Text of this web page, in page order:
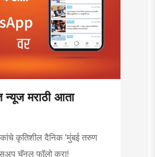
मराठी आता
कृतिशील दैनिक 'मुंबई तरुण
चॅनल फॉलो करा!